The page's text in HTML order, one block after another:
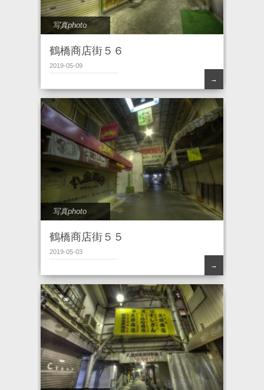
写真photo
鶴橋商店街５６
2019-05-09
→
写真photo
鶴橋商店街５５
2019-05-03
→